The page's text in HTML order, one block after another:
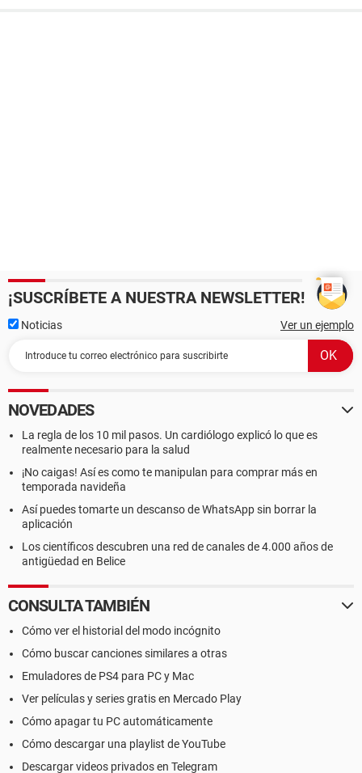
¡SUSCRÍBETE A NUESTRA NEWSLETTER!
Noticias Ver un ejemplo
NOVEDADES
La regla de los 10 mil pasos. Un cardiólogo explicó lo que es
realmente necesario para la salud
¡No caigas! Así es como te manipulan para comprar más en
temporada navideña
Así puedes tomarte un descanso de WhatsApp sin borrar la
aplicación
Los científicos descubren una red de canales de 4.000 años de
antigüedad en Belice
CONSULTA TAMBIÉN
Cómo ver el historial del modo incógnito
Cómo buscar canciones similares a otras
Emuladores de PS4 para PC y Mac
Ver películas y series gratis en Mercado Play
Cómo apagar tu PC automáticamente
Cómo descargar una playlist de YouTube
Descargar videos privados en Telegram